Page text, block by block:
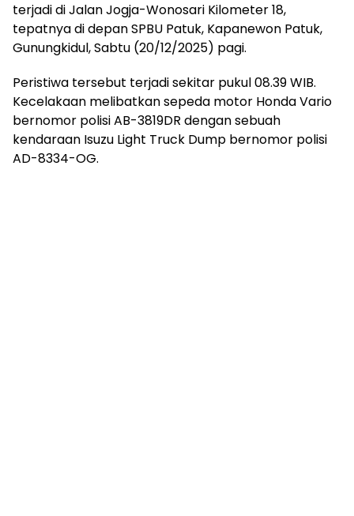
terjadi di Jalan Jogja-Wonosari Kilometer 18,
tepatnya di depan SPBU Patuk, Kapanewon Patuk,
Gunungkidul, Sabtu (20/12/2025) pagi.
Peristiwa tersebut terjadi sekitar pukul 08.39 WIB.
Kecelakaan melibatkan sepeda motor Honda Vario
bernomor polisi AB-3819DR dengan sebuah
kendaraan Isuzu Light Truck Dump bernomor polisi
AD-8334-OG.